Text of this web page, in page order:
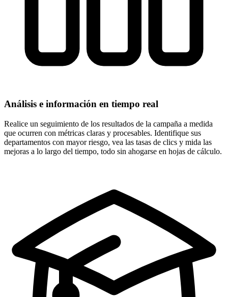
Análisis e información en tiempo real
Realice un seguimiento de los resultados de la campaña a medida
que ocurren con métricas claras y procesables. Identifique sus
departamentos con mayor riesgo, vea las tasas de clics y mida las
mejoras a lo largo del tiempo, todo sin ahogarse en hojas de cálculo.